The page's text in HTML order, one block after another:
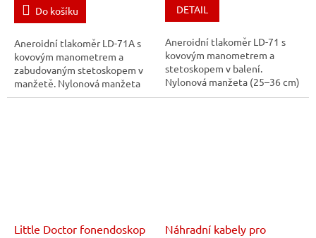
Do košíku
Aneroidní tlakoměr LD-71A s
kovovým manometrem a
zabudovaným stetoskopem v
manžetě. Nylonová manžeta
(25–36 cm), kovový jehlový
DETAIL
Aneroidní tlakoměr LD-71 s
kovovým manometrem a
stetoskopem v balení.
Nylonová manžeta (25–36 cm)
s kovovým fixačním kroužkem,
Little Doctor fonendoskop
Náhradní kabely pro